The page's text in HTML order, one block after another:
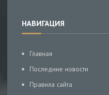
НАВИГАЦИЯ
Главная
Последние новости
Правила сайта